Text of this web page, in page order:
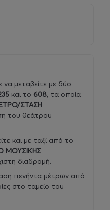
μεταβείτε με δύο
και το 608, τα οποία
ΣΤΑΣΗ
του θεάτρου
και με ταξί από το
ΜΟΥΣΙΚΗΣ
διαδρομή.
πενήντα μέτρων από
στο ταμείο του